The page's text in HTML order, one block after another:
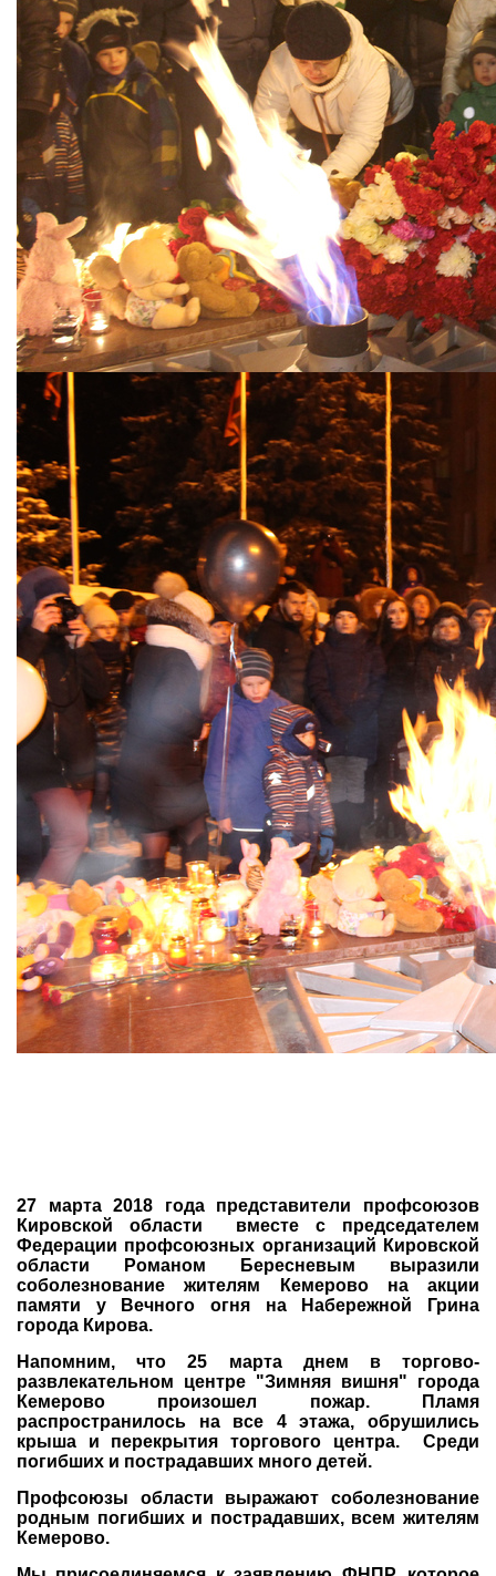
27 марта 2018 года представители профсоюзов
Кировской области вместе с председателем
Федерации профсоюзных организаций Кировской
области Романом Бересневым выразили
соболезнование жителям Кемерово на акции
памяти у Вечного огня на Набережной Грина
города Кирова.
Напомним, что 25 марта днем в торгово-
развлекательном центре "Зимняя вишня" города
Кемерово произошел пожар. Пламя
распространилось на все 4 этажа, обрушились
крыша и перекрытия торгового центра. Среди
погибших и пострадавших много детей.
Профсоюзы области выражают соболезнование
родным погибших и пострадавших, всем жителям
Кемерово.